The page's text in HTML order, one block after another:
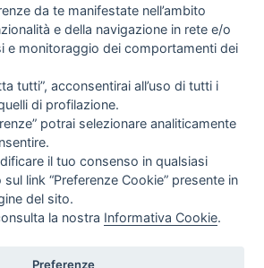
da te manifestate nell’ambito
e della navigazione in rete e/o
e monitoraggio dei comportamenti dei
tutti”, acconsentirai all’uso di tutti i
di profilazione.
potrai selezionare analiticamente
il tuo consenso in qualsiasi
link “Preferenze Cookie” presente in
del sito.
la nostra Informativa Cookie.
Preferenze